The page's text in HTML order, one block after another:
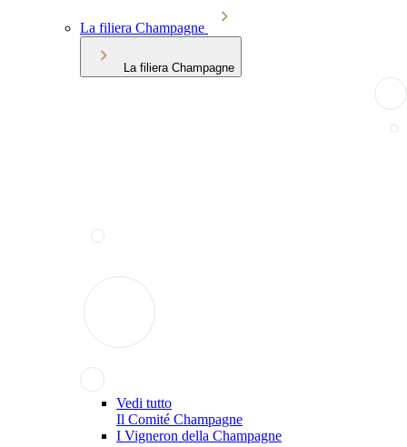
La filiera Champagne
La filiera Champagne
Vedi tutto
Il Comité Champagne
I Vigneron della Champagne